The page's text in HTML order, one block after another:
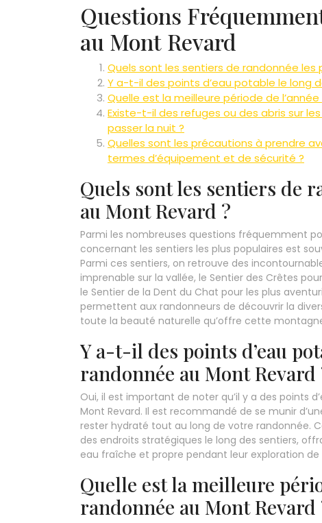
Questions
au Mont Revard
Quels sont les sentiers de randonnée les
Y a-t-il des points d’eau potable le long
Quelle est la meilleure période de
Existe-t-il des refuges ou des abris sur
passer la nuit ?
Quelles sont les précautions à prendre
termes d’équipement et de sécurité ?
Quels sont les sentiers de
au Mont Revard ?
Parmi les nombreuses questions fréquemment
concernant les sentiers les plus populaires est
Parmi ces sentiers, on retrouve des
imprenable sur la vallée, le Sentier des Crêtes
le Sentier de la Dent du Chat pour les plus
permettent aux randonneurs de découvrir la
toute la beauté naturelle qu’offre cette
Y a-t-il des points d’eau
randonnée au Mont Revard
Oui, il est important de noter qu’il y a des points
Mont Revard. Il est recommandé de se munir
rester hydraté tout au long de votre randonnée.
des endroits stratégiques le long des sentiers,
eau fraîche et propre pendant leur exploration
Quelle est la meilleure
randonnée au Mont Revard